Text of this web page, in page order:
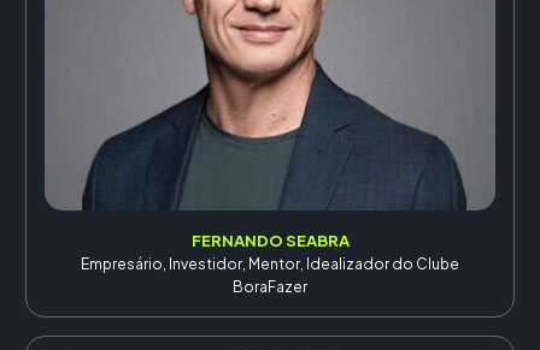
FERNANDO SEABRA
Empresário, Investidor, Mentor, Idealizador do Clube
BoraFazer